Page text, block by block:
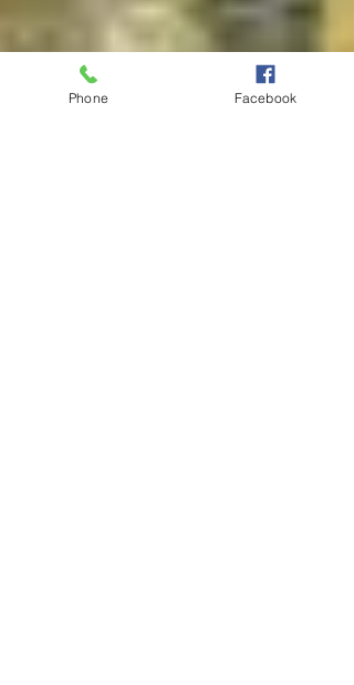
Phone Facebook